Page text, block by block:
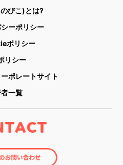
びこ)とは?
ーポリシー
ポリシー
リシー
ポレートサイト
一覧